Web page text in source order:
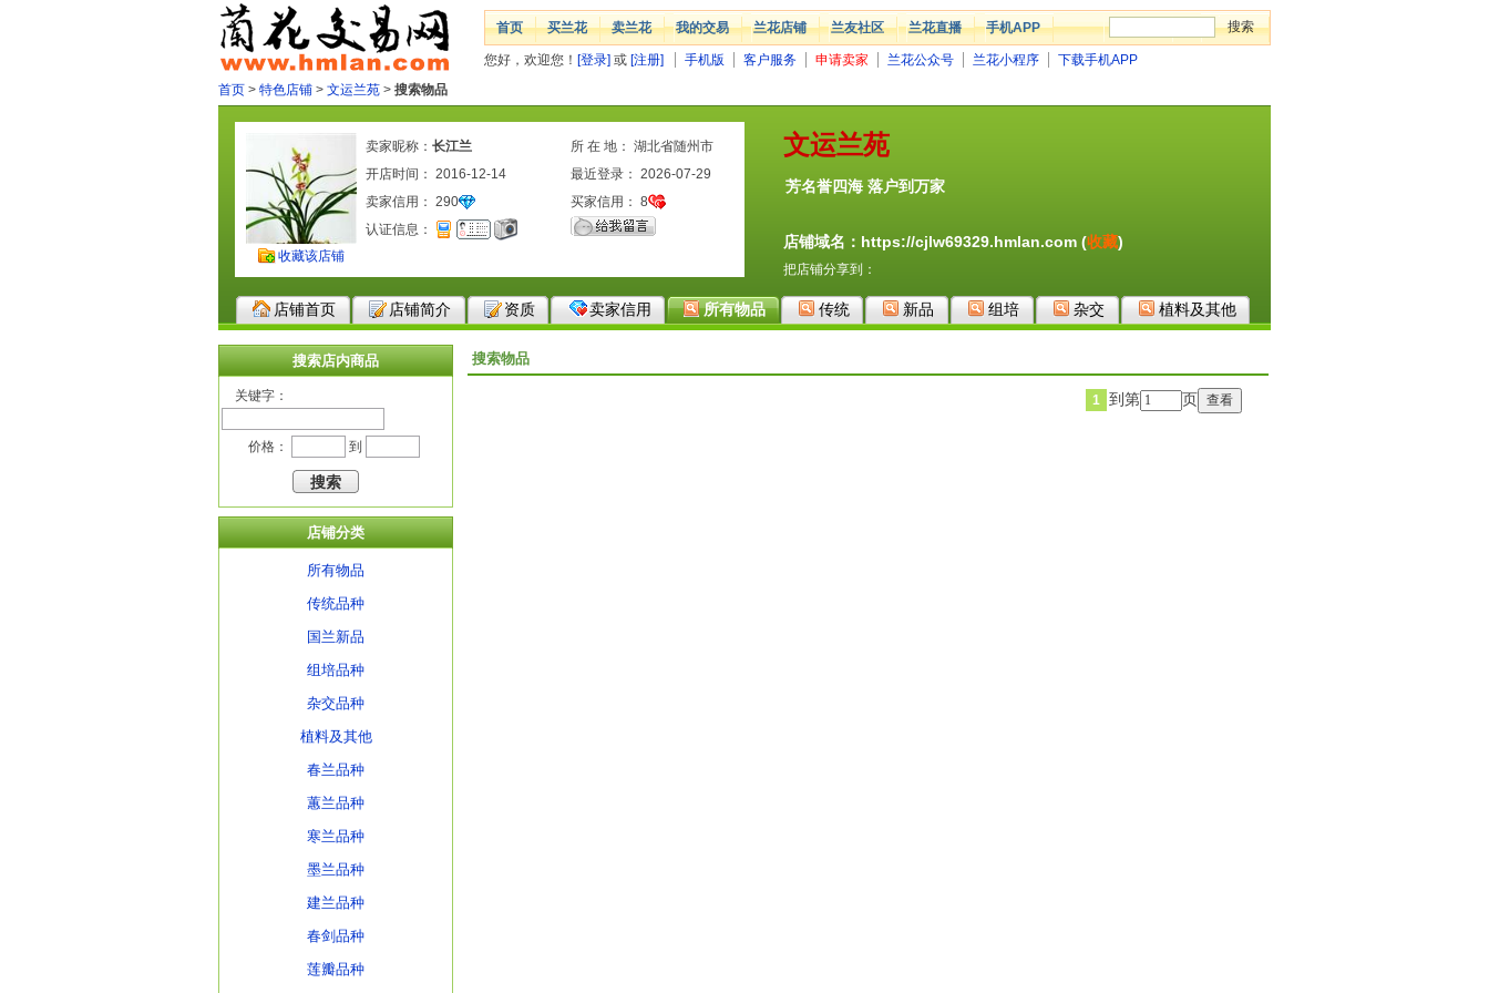
首页 买兰花 卖兰花 我的交易 兰花店铺 兰友社区 兰花直播 手机APP
您好，欢迎您！ [登录] 或 [注册] 手机版 客户服务 申请卖家 兰花公众号 兰花小程序
下载手机APP
首页 > 特色店铺 > 文运兰苑 > 搜索物品
文运兰苑
芳名誉四海 落户到万家
店铺域名：https://cjlw69329.hmlan.com (收藏)
把店铺分享到：
收藏该店铺
卖家昵称： 长江兰
所 在 地： 湖北省随州市
开店时间： 2016-12-14
最近登录： 2026-07-29
卖家信用： 290 买家信用： 8
认证信息：
店铺首页 店铺简介 资质 卖家信用 所有物品 传统 新品 组培 杂交 植料及其他
搜索店内商品
关键字：
价格： 到
店铺分类
所有物品
传统品种
国兰新品
组培品种
杂交品种
植料及其他
春兰品种
蕙兰品种
寒兰品种
墨兰品种
建兰品种
春剑品种
莲瓣品种
搜索物品
1 到第 页